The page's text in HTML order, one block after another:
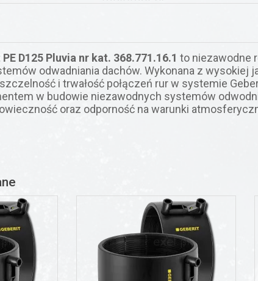
D125 Pluvia nr kat. 368.771.16.1 to niezawodne
odwadniania dachów. Wykonana z wysokiej
i trwałość połączeń rur w systemie
w budowie niezawodnych systemów
oraz odporność na warunki